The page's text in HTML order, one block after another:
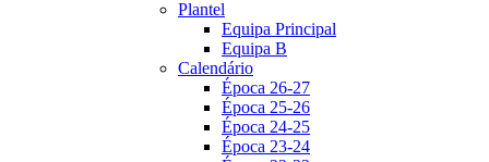
Plantel
Equipa Principal
Equipa B
Calendário
Época 26-27
Época 25-26
Época 24-25
Época 23-24